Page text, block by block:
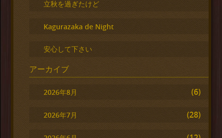
立秋を過ぎたけど
Kagurazaka de Night
安心して下さい
アーカイブ
2026年8月 (6)
2026年7月 (28)